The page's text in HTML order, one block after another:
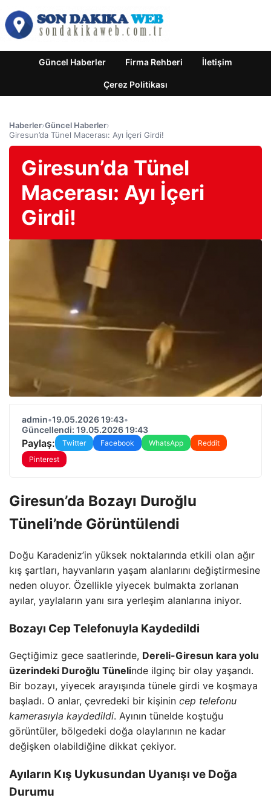
Güncel Haberler Firma Rehberi İletişim
Çerez Politikası
Haberler›Güncel Haberler›
Giresun’da Tünel Macerası: Ayı İçeri Girdi!
Giresun’da Tünel
Macerası: Ayı İçeri
Girdi!
admin•19.05.2026 19:43•
Güncellendi: 19.05.2026 19:43
Paylaş: Twitter Facebook WhatsApp
Reddit
Pinterest
Giresun’da Bozayı Duroğlu
Tüneli’nde Görüntülendi
Doğu Karadeniz’in yüksek noktalarında etkili olan ağır
kış şartları, hayvanların yaşam alanlarını değiştirmesine
neden oluyor. Özellikle yiyecek bulmakta zorlanan
ayılar, yaylaların yanı sıra yerleşim alanlarına iniyor.
Bozayı Cep Telefonuyla Kaydedildi
Geçtiğimiz gece saatlerinde, Dereli-Giresun kara yolu
üzerindeki Duroğlu Tünelinde ilginç bir olay yaşandı.
Bir bozayı, yiyecek arayışında tünele girdi ve koşmaya
başladı. O anlar, çevredeki bir kişinin cep telefonu
kamerasıyla kaydedildi. Ayının tünelde koştuğu
görüntüler, bölgedeki doğa olaylarının ne kadar
değişken olabildiğine dikkat çekiyor.
Ayıların Kış Uykusundan Uyanışı ve Doğa
Durumu